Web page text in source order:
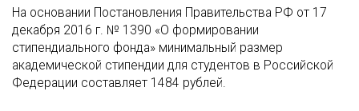
На основании Постановления Правительства РФ от 17
декабря 2016 г. № 1390 «О формировании
стипендиального фонда» минимальный размер
академической стипендии для студентов в Российской
Федерации составляет 1484 рублей.